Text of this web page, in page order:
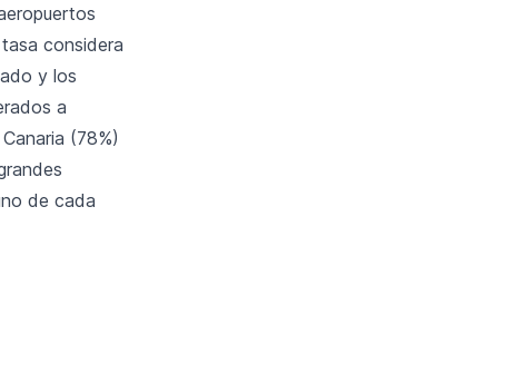
considera
y los
a
(78%)
de cada